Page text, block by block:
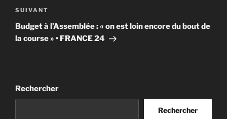
Article
suivant
SUIVANT
Budget à l’Assemblée : « on est loin encore du bout de
la course » • FRANCE 24
Rechercher
Rechercher